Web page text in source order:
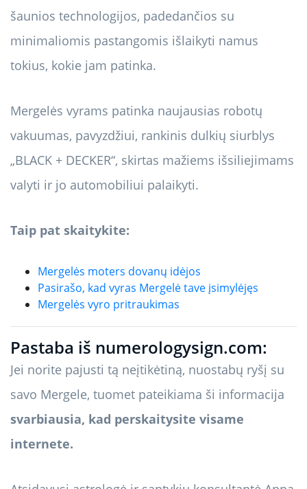
šaunios technologijos, padedančios su
minimaliomis pastangomis išlaikyti namus
tokius, kokie jam patinka.
Mergelės vyrams patinka naujausias robotų
vakuumas, pavyzdžiui, rankinis dulkių siurblys
„BLACK + DECKER“, skirtas mažiems išsiliejimams
valyti ir jo automobiliui palaikyti.
Taip pat skaitykite:
Mergelės moters dovanų idėjos
Pasirašo, kad vyras Mergelė tave įsimylėjęs
Mergelės vyro pritraukimas
Pastaba iš numerologysign.com:
Jei norite pajusti tą neįtikėtiną, nuostabų ryšį su
savo Mergele, tuomet pateikiama ši informacija
svarbiausia, kad perskaitysite visame
internete.